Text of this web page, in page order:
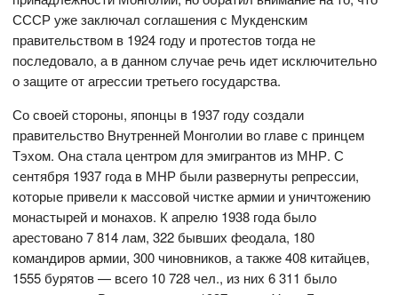
СССР уже заключал соглашения с Мукденским
правительством в 1924 году и протестов тогда не
последовало, а в данном случае речь идет исключительно
о защите от агрессии третьего государства.
Со своей стороны, японцы в 1937 году создали
правительство Внутренней Монголии во главе с принцем
Тэхом. Она стала центром для эмигрантов из МНР. С
сентября 1937 года в МНР были развернуты репрессии,
которые привели к массовой чистке армии и уничтожению
монастырей и монахов. К апрелю 1938 года было
арестовано 7 814 лам, 322 бывших феодала, 180
командиров армии, 300 чиновников, а также 408 китайцев,
1555 бурятов — всего 10 728 чел., из них 6 311 было